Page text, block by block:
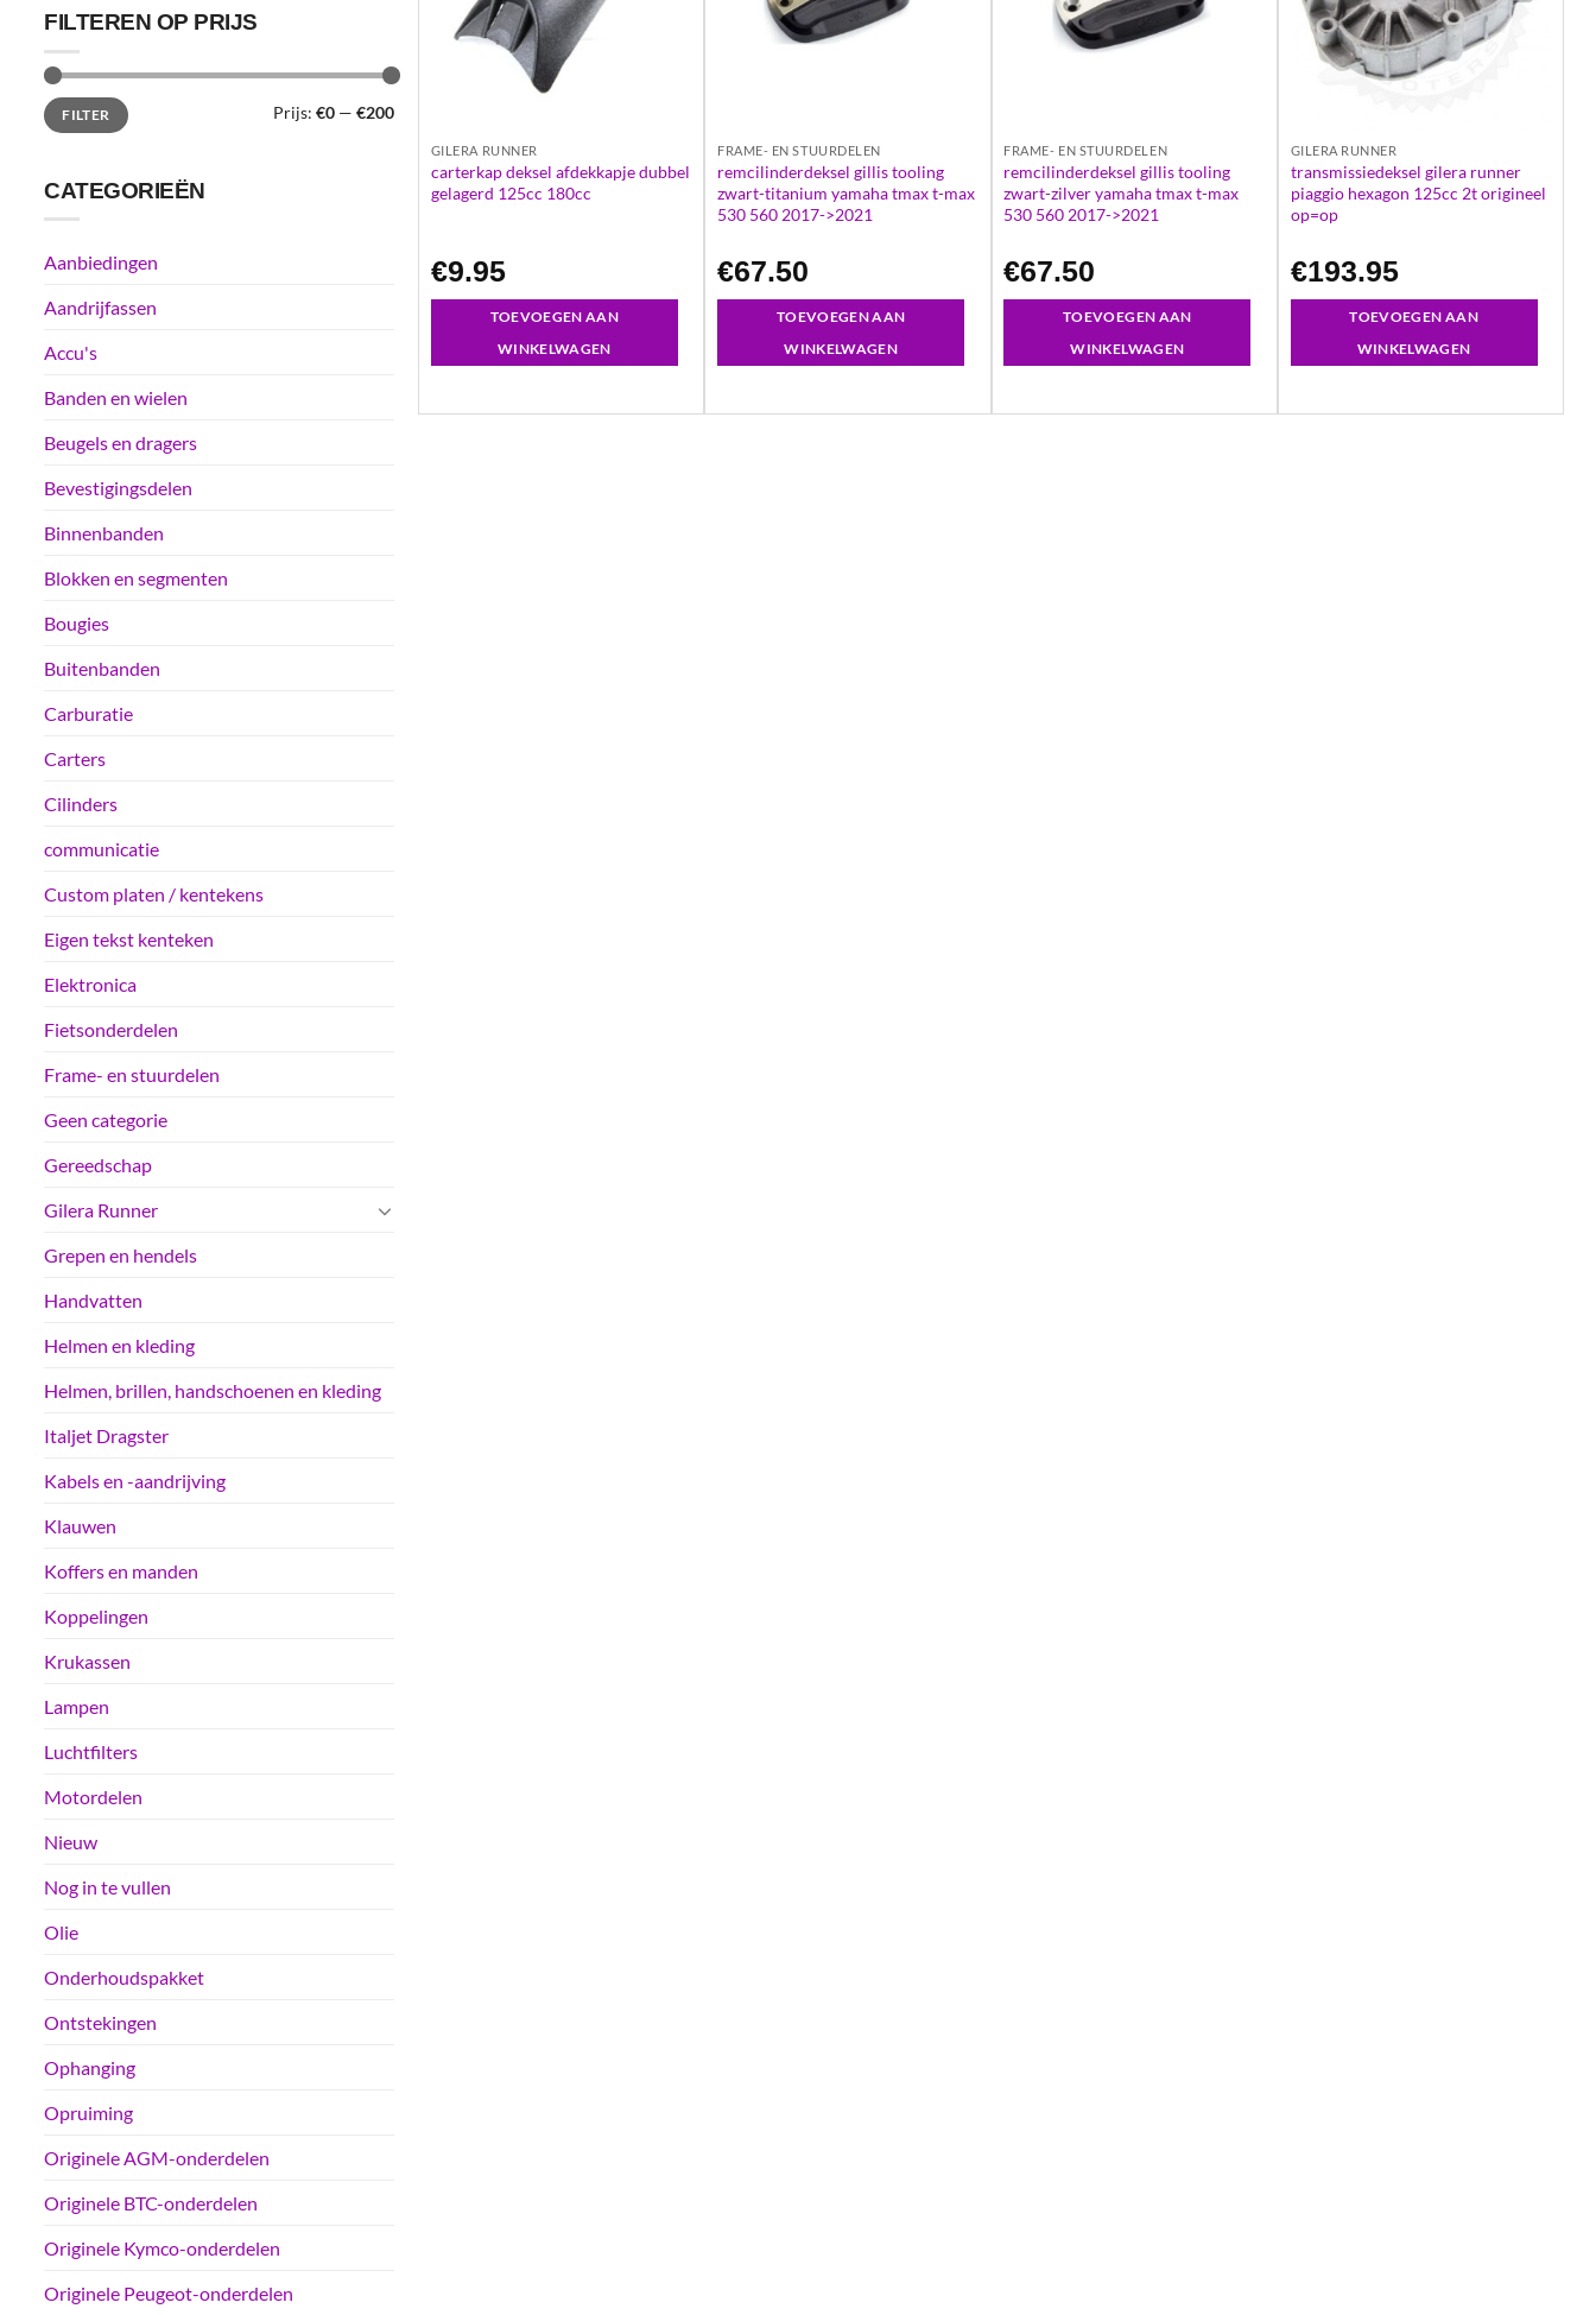
FILTEREN OP PRIJS
Min.
prijs
Max.
prijsFILTER Prijs: €0 — €200
CATEGORIEËN
Aanbiedingen
Aandrijfassen
Accu's
Banden en wielen
Beugels en dragers
Bevestigingsdelen
Binnenbanden
Blokken en segmenten
Bougies
Buitenbanden
Carburatie
Carters
Cilinders
communicatie
Custom platen / kentekens
Eigen tekst kenteken
Elektronica
Fietsonderdelen
Frame- en stuurdelen
Geen categorie
Gereedschap
Gilera Runner
Grepen en hendels
Handvatten
Helmen en kleding
Helmen, brillen, handschoenen en kleding
Italjet Dragster
Kabels en -aandrijving
Klauwen
Koffers en manden
Koppelingen
Krukassen
Lampen
Luchtfilters
Motordelen
Nieuw
Nog in te vullen
Olie
Onderhoudspakket
Ontstekingen
Ophanging
Opruiming
Originele AGM-onderdelen
Originele BTC-onderdelen
Originele Kymco-onderdelen
Originele Peugeot-onderdelen
GILERA RUNNER
carterkap deksel afdekkapje dubbel
gelagerd 125cc 180cc
€9.95
TOEVOEGEN AAN
WINKELWAGEN
FRAME- EN STUURDELEN
remcilinderdeksel gillis tooling
zwart-titanium yamaha tmax t-max
530 560 2017->2021
€67.50
TOEVOEGEN AAN
WINKELWAGEN
FRAME- EN STUURDELEN
remcilinderdeksel gillis tooling
zwart-zilver yamaha tmax t-max
530 560 2017->2021
€67.50
TOEVOEGEN AAN
WINKELWAGEN
GILERA RUNNER
transmissiedeksel gilera runner
piaggio hexagon 125cc 2t origineel
op=op
€193.95
TOEVOEGEN AAN
WINKELWAGEN